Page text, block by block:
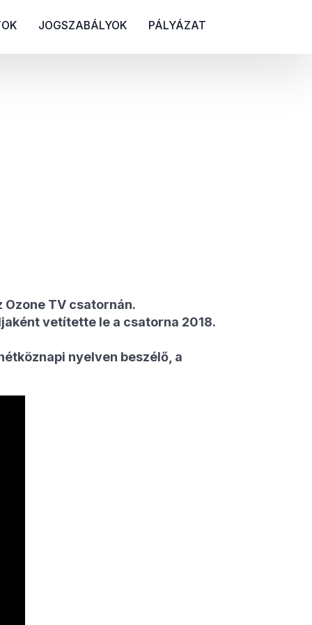
JOGSZABÁLYOK PÁLYÁZAT
TV csatornán.
vetítette le a csatorna 2018.
nyelven beszélő, a